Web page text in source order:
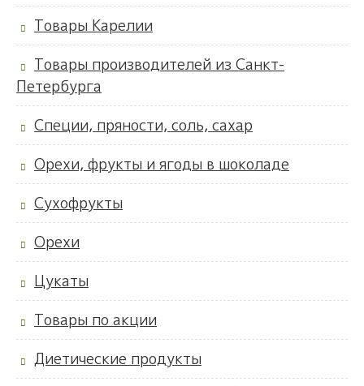
Товары Карелии
Товары производителей из Санкт-
Петербурга
Специи, пряности, соль, сахар
Орехи, фрукты и ягоды в шоколаде
Сухофрукты
Орехи
Цукаты
Товары по акции
Диетические продукты